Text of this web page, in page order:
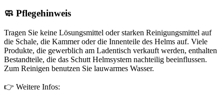
🧼 Pflegehinweis
Tragen Sie keine Lösungsmittel oder starken Reinigungsmittel auf
die Schale, die Kammer oder die Innenteile des Helms auf. Viele
Produkte, die gewerblich am Ladentisch verkauft werden, enthalten
Bestandteile, die das Schutt Helmsystem nachteilig beeinflussen.
Zum Reinigen benutzen Sie lauwarmes Wasser.
👉 Weitere Infos: